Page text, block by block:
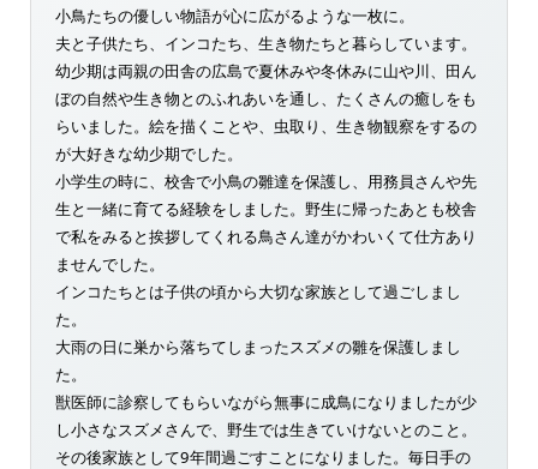
小鳥たちの優しい物語が心に広がるような一枚に。
夫と子供たち、インコたち、生き物たちと暮らしています。
幼少期は両親の田舎の広島で夏休みや冬休みに山や川、田ん
ぼの自然や生き物とのふれあいを通し、たくさんの癒しをも
らいました。絵を描くことや、虫取り、生き物観察をするの
が大好きな幼少期でした。
小学生の時に、校舎で小鳥の雛達を保護し、用務員さんや先
生と一緒に育てる経験をしました。野生に帰ったあとも校舎
で私をみると挨拶してくれる鳥さん達がかわいくて仕方あり
ませんでした。
インコたちとは子供の頃から大切な家族として過ごしまし
た。
大雨の日に巣から落ちてしまったスズメの雛を保護しまし
た。
獣医師に診察してもらいながら無事に成鳥になりましたが少
し小さなスズメさんで、野生では生きていけないとのこと。
その後家族として9年間過ごすことになりました。毎日手の